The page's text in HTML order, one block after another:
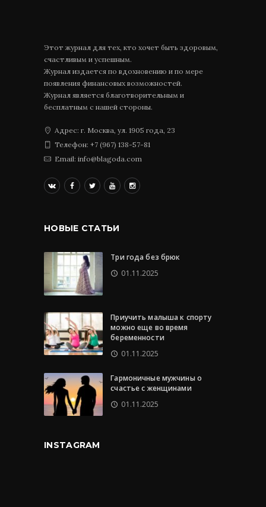
Этот журнал для тех, кто хочет быть здоровым,
счастливым и успешным.
Журнал издается по вдохновению и по мере
появления финансовых возможностей.
Журнал является благотворительным и
бесплатным с нашей стороны.
Адрес: г. Москва, ул. 1905 года, 23
Телефон: +7 (967) 138-57-81
Email: info@blagoda.com
НОВЫЕ СТАТЬИ
Три года без брюк
01.11.2025
Приучить малыша к спорту
можно еще во время
беременности
01.11.2025
Гармоничные мужчины о
счастье с женщинами
01.11.2025
INSTAGRAM